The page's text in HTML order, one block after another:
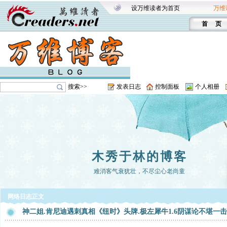
设万维读者为首页 万维
首 页
搜索>> 发表日志 控制面板 个人相册
木秀于林的博客
难消客气衰犹壮，不尽尘心老尚童
网络日志正文
神二姐.肯尼迪遇刺真相《纽时》头牌.极左犀牛1.6阴谋论不堪一